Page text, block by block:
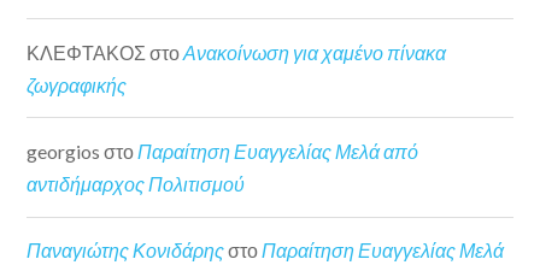
ΚΛΕΦΤΑΚΟΣ στοΑνακοίνωση για χαμένο πίνακα
ζωγραφικής
georgios στοΠαραίτηση Ευαγγελίας Μελά από
αντιδήμαρχος Πολιτισμού
Παναγιώτης ΚονιδάρηςστοΠαραίτηση Ευαγγελίας Μελά